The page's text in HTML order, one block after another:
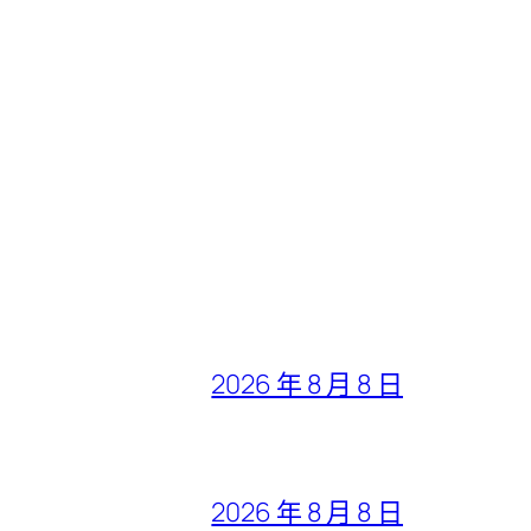
2026 年 8 月 8 日
2026 年 8 月 8 日